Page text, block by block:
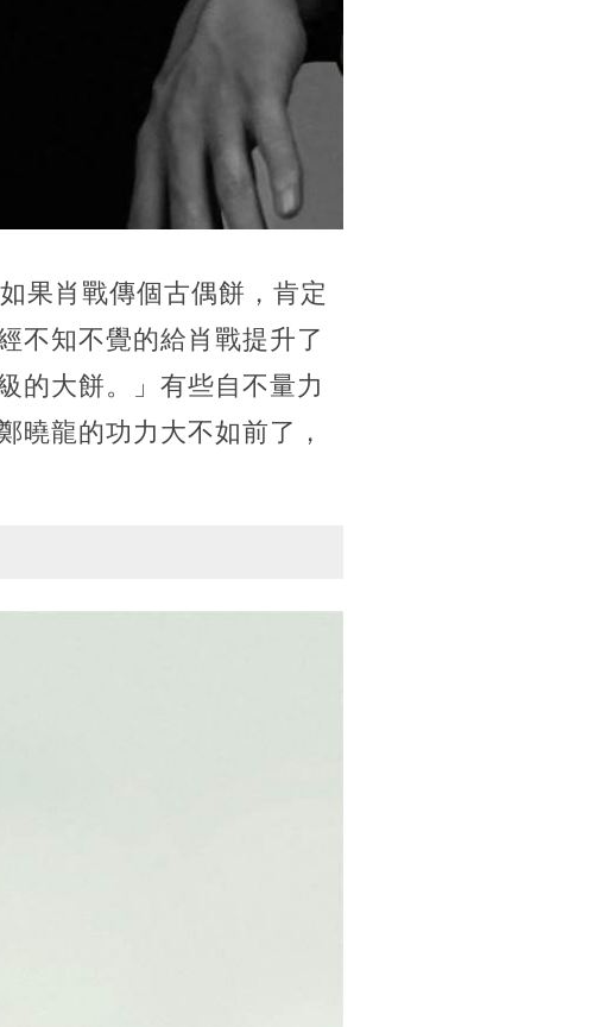
果肖戰傳個古偶餅，肯定
不知不覺的給肖戰提升了
的大餅。」有些自不量力
曉龍的功力大不如前了，